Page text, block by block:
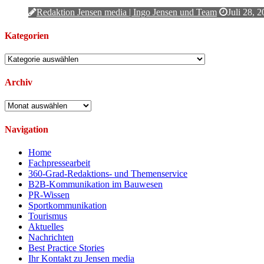
Redaktion Jensen media | Ingo Jensen und Team Juli 28,
Kategorien
Kategorien
Archiv
Archiv
Navigation
Home
Fachpressearbeit
360-Grad-Redaktions- und Themenservice
B2B-Kommunikation im Bauwesen
PR-Wissen
Sportkommunikation
Tourismus
Aktuelles
Nachrichten
Best Practice Stories
Ihr Kontakt zu Jensen media